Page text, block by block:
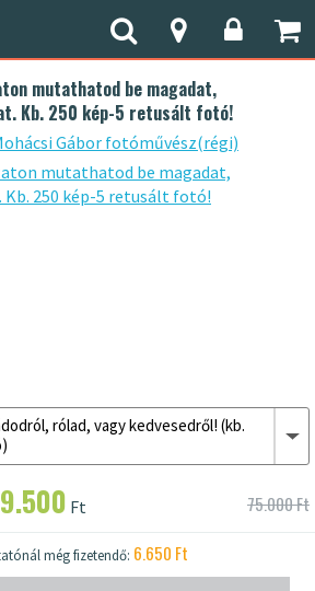
mutathatod be magadat,
Kb. 250 kép-5 retusált fotó!
Gábor fotóművész(régi)
rólad, vagy kedvesedről! (kb.
9.500 Ft 75.000 Ft
még fizetendő: 6.650 Ft